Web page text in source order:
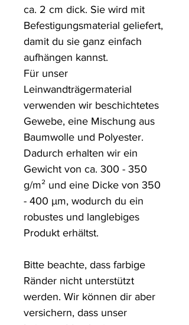
ca. 2 cm dick. Sie wird mit
Befestigungsmaterial geliefert,
damit du sie ganz einfach
aufhängen kannst.
Für unser
Leinwandträgermaterial
verwenden wir beschichtetes
Gewebe, eine Mischung aus
Baumwolle und Polyester.
Dadurch erhalten wir ein
Gewicht von ca. 300 - 350
g/m² und eine Dicke von 350
- 400 µm, wodurch du ein
robustes und langlebiges
Produkt erhältst.
Bitte beachte, dass farbige
Ränder nicht unterstützt
werden. Wir können dir aber
versichern, dass unser